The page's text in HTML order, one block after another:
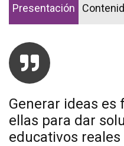
Presentación
Generar ideas es
ellas para dar
educativos